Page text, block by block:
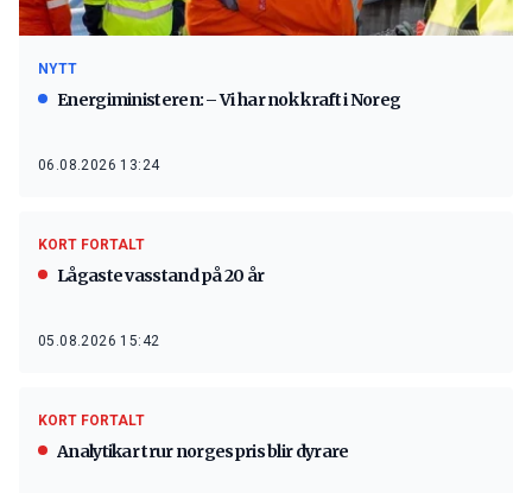
NYTT
Energiministeren: – Vi har nok kraft i Noreg
06.08.2026 13:24
KORT FORTALT
Lågaste vasstand på 20 år
05.08.2026 15:42
KORT FORTALT
Analytikar trur norgespris blir dyrare